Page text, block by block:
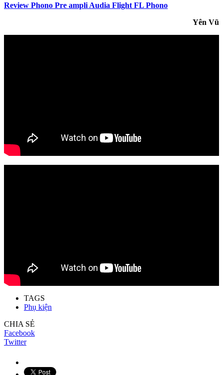
Review Phono Pre ampli Audia Flight FL Phono
Yên Vũ
TAGS
Phụ kiện
CHIA SẺ
Facebook
Twitter